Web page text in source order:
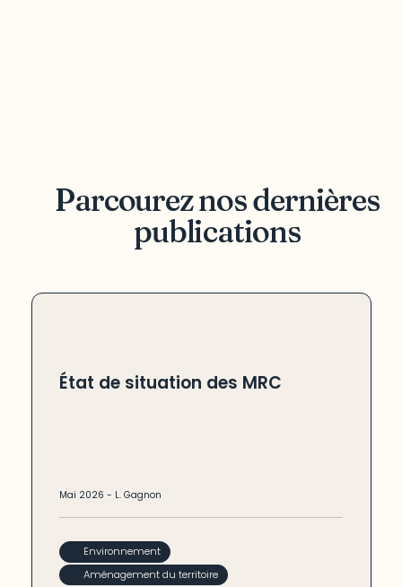
Parcourez nos dernières
publications
État de situation des MRC
Mai 2026- L. Gagnon
Environnement
Aménagement du territoire